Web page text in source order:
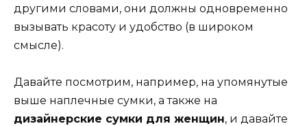
другими словами, они должны одновременно
вызывать красоту и удобство (в широком
смысле).
Давайте посмотрим, например, на упомянутые
выше наплечные сумки, а также на
дизайнерские сумки для женщин, и давайте